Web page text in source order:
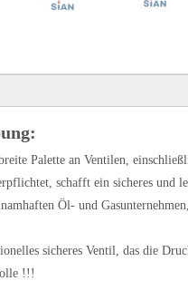
Palette an Ventilen,
schafft ein sicheres und
Öl- und
sicheres Ventil, das die
!!!